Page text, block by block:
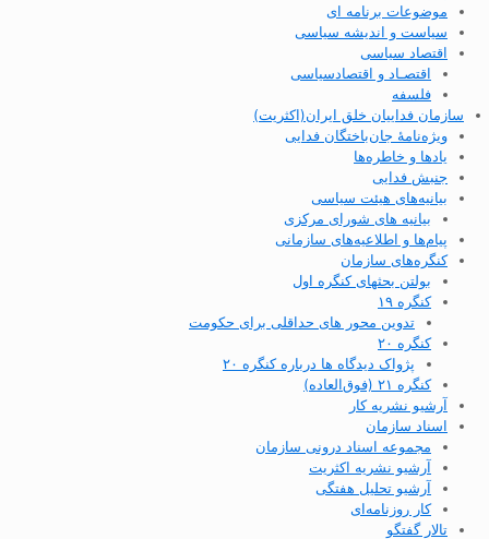
موضوعات برنامه ای
سیاست و اندیشه سیاسی
اقتصاد سیاسی
اقتصـاد و اقتصاد‌سیاسی
فلسفه
سازمان فداییان خلق ایران(اکثریت)
ویژه‌نامهٔ جان‌باختگان فدایی
یادها و خاطره‌ها
جنبش فدایی
بیانیه‌های هیئت سیاسی
بیانیه های شورای مرکزی
پیام‌ها و اطلاعیه‌های سازمانی
کنگره‌های سازمان
بولتن بحثهای کنگره اول
کنگره ۱۹
تدوین محور های حداقلی برای حکومت
کنگره ۲۰
پژواک دیدگاه ها درباره کنگره ۲۰
کنگره ۲۱ (فوق‌العاده)
آرشیو نشریه کار
اسناد سازمان
مجموعه اسناد درونی سازمان
آرشیو نشریه اکثریت
آرشیو تحلیل هفتگی
کار روزنامه‌ای
تالار گفتگو